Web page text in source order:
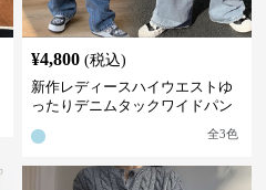
¥4,800 (税込)
新作レディースハイウエストゆ
ったりデニムタックワイドパン
全3色